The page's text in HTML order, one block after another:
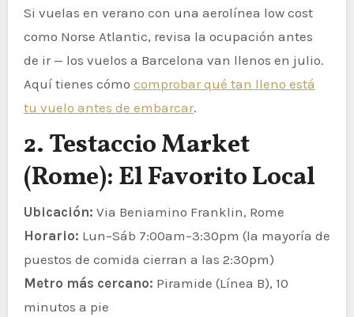
Si vuelas en verano con una aerolínea low cost
como Norse Atlantic, revisa la ocupación antes
de ir — los vuelos a Barcelona van llenos en julio.
Aquí tienes cómo comprobar qué tan lleno está
tu vuelo antes de embarcar.
2. Testaccio Market
(Rome): El Favorito Local
Ubicación: Via Beniamino Franklin, Rome
Horario: Lun–Sáb 7:00am–3:30pm (la mayoría de
puestos de comida cierran a las 2:30pm)
Metro más cercano: Piramide (Línea B), 10
minutos a pie